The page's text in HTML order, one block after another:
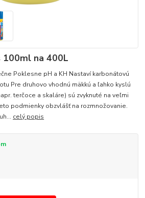
100ml na 400L
Poklesne pH a KH Nastaví karbonátovú
Pre druhovo vhodnú mäkkú a ľahko kyslú
terčoce a skaláre) sú zvyknuté na veľmi
podmienky obzvlášť na rozmnožovanie.
celý popis